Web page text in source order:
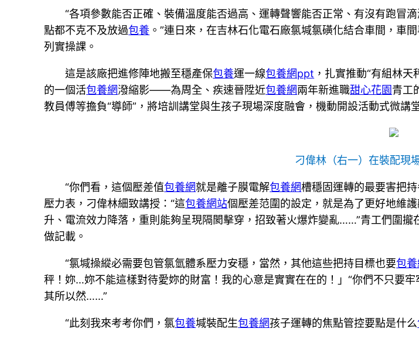
“各項參數能否正確、裝備溫度能否過高、運轉聲響能否正常、有沒有跑冒
點都不克不及放過包養 。”連日來，在吉林石化電石廠氯堿氯磺化結合車間，車
列實操課。
這是該廠把進修陣地搬至穩產保包養運一線包養網ppt ，扎實推動“有組林
的一個活包養網潑縮影——為周全、疾速晉陞近包養網兩年新進職甜心花園青工
教員傅等擔負“導師”，將培訓講堂與生孩子現場深度融會，機動開設活動式微講
刁偉林（右一）在裝配現
“你們看，這個壓差值包養網就是離子膜電解包養網槽穩固運轉的最要害把
壓力表，刁偉林細致講授：“這包養網站個壓差范圍的設定，就是為了更好地維
升、電流效力降落，重則能夠呈現隔閡擊穿，招致著火爆炸變亂……”青工們圍攏
做記載。
“氯堿操縱必需要包管氯氫體系壓力安穩，當然，其他這些把持目標也要包養
秤！妳…妳不能這樣對待愛妳的財富！我的心意是實實在在的！」“你們不只要
其所以然……”
“此刻我來考考你們，氯包養堿裝配生包養網孩子運轉的焦點管控要點是什么